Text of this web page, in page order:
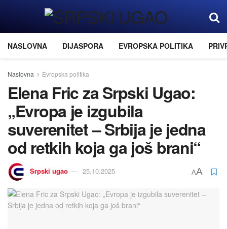
NASLOVNA DIJASPORA EVROPSKA POLITIKA
Naslovna Evropska politika
Elena Fric za Srpski Ugao:
„Evropa je izgubila
suverenitet – Srbija je jedna
od retkih koja ga još brani“
Srpski ugao 25.10.2025 AA